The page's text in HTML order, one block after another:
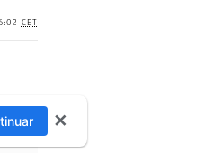
CET
✕